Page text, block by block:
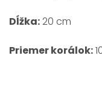
Dĺžka:20 cm
Priemer korálok: